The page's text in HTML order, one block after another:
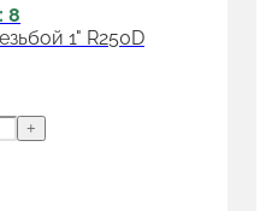
8
1" R250D
+